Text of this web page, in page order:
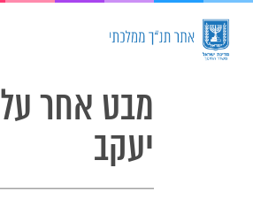
מבט אחר על
יעקב